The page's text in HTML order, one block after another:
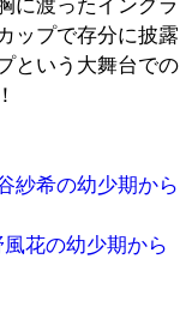
ップで存分に披露
という大舞台での
紗希の幼少期から
花の幼少期から